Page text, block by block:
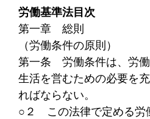
労働基準法目次
第一章 総則
（労働条件の原則）
第一条 労働条件は、労
生活を営むための必要を
ればならない。
○２ この法律で定める